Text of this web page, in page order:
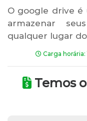
O google drive é
armazenar
qualquer lugar
Carga horária:
Temos